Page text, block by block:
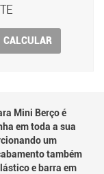
CALCULAR
Mini Berço é
em toda a sua
um
também
e barra em